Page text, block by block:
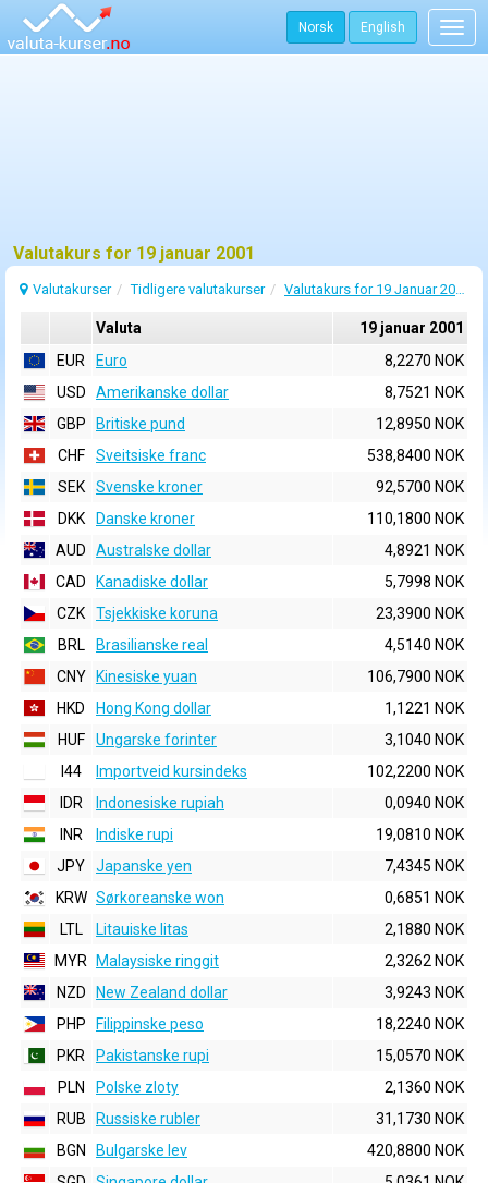
Norsk English
Valutakurs for 19 januar 2001
Valutakurser Tidligere valutakurser Valutakurs for 19 Januar 2001
Valuta
19 januar 2001
EUR
Euro
8,2270 NOK
USD
Amerikanske dollar
8,7521 NOK
GBP
Britiske pund
12,8950 NOK
CHF
Sveitsiske franc
538,8400 NOK
SEK
Svenske kroner
92,5700 NOK
DKK
Danske kroner
110,1800 NOK
AUD
Australske dollar
4,8921 NOK
CAD
Kanadiske dollar
5,7998 NOK
CZK
Tsjekkiske koruna
23,3900 NOK
BRL
Brasilianske real
4,5140 NOK
CNY
Kinesiske yuan
106,7900 NOK
HKD
Hong Kong dollar
1,1221 NOK
HUF
Ungarske forinter
3,1040 NOK
I44
Importveid kursindeks
102,2200 NOK
IDR
Indonesiske rupiah
0,0940 NOK
INR
Indiske rupi
19,0810 NOK
JPY
Japanske yen
7,4345 NOK
KRW Sørkoreanske won
0,6851 NOK
LTL
Litauiske litas
2,1880 NOK
MYR
Malaysiske ringgit
2,3262 NOK
NZD
New Zealand dollar
3,9243 NOK
PHP
Filippinske peso
18,2240 NOK
PKR
Pakistanske rupi
15,0570 NOK
PLN
Polske zloty
2,1360 NOK
RUB
Russiske rubler
31,1730 NOK
BGN
Bulgarske lev
420,8800 NOK